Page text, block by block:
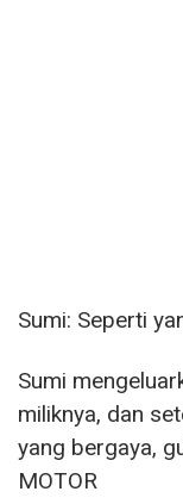
Sumi: Seperti
Sumi
miliknya, dan
yang bergaya,
MOTOR